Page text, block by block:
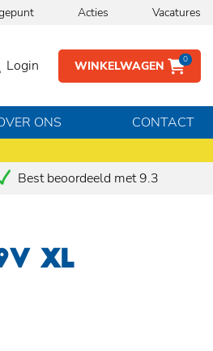
Acties Vacatures
WINKELWAGEN 0
Login
ONS CONTACT
Best beoordeeld met 9.3
XL